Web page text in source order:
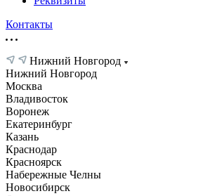
Контакты
Нижний Новгород
Нижний Новгород
Москва
Владивосток
Воронеж
Екатеринбург
Казань
Краснодар
Красноярск
Набережные Челны
Новосибирск